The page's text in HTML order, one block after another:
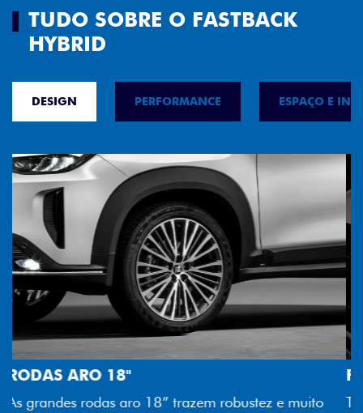
TUDO SOBRE O FASTBACK
HYBRID
DESIGN PERFORMANCE ESPAÇO E
FAROL FULL LED
Tecnologia dos faróis totalmente em LED garante